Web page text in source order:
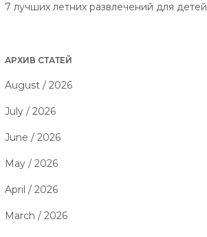
7 лучших летних развлечений для детей
АРХИВ СТАТЕЙ
August / 2026
July / 2026
June / 2026
May / 2026
April / 2026
March / 2026